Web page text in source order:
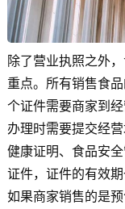
除了营业执照之外
重点。所有销售食
个证件需要商家到
办理时需要提交经
健康证明、食品安
证件，证件的有效
如果商家销售的是